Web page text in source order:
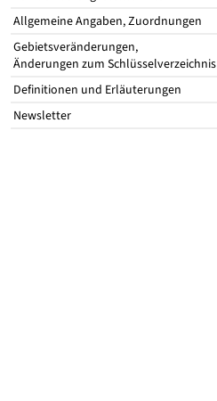
Allgemeine Angaben, Zuordnungen
Gebietsveränderungen,
Änderungen zum Schlüsselverzeichnis
Definitionen und Erläuterungen
Newsletter